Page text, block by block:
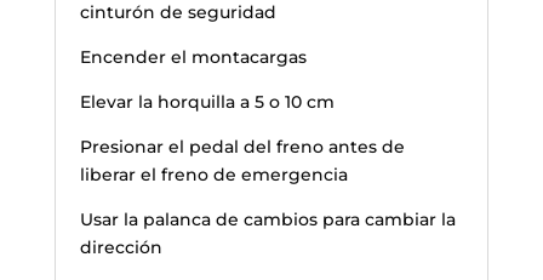
cinturón de seguridad
Encender el montacargas
Elevar la horquilla a 5 o 10 cm
Presionar el pedal del freno antes de
liberar el freno de emergencia
Usar la palanca de cambios para cambiar la
dirección